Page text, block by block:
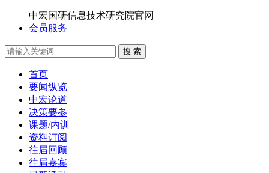
中宏国研信息技术研究院官网
会员服务
搜 索
首页
要闻纵览
中宏论道
决策要参
课题/内训
资料订阅
往届回顾
往届嘉宾